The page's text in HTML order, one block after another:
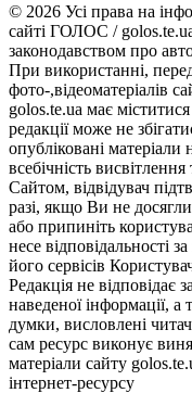
© 2026 Усі права на
сайті ГОЛОС /
законодавством про
При використанні,
фото-,відеоматеріалів
golos.te.ua має
редакції може не
опубліковані матеріали
всебічність
Сайтом, відвідувач
разі, якщо Ви не
або припиніть
несе відповідальності
його сервісів
Редакція не відповідає
наведеної інформації,
думки, висловлені
сам ресурс виконує
матеріали сайту
інтернет-ресурсу